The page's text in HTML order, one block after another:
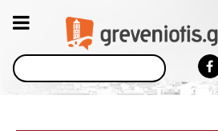
Αναζήτηση